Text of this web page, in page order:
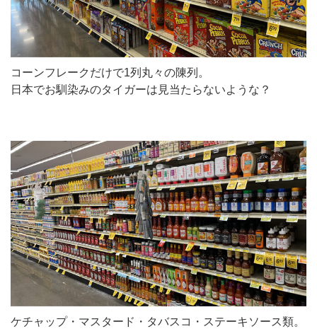
コーンフレークだけで1列丸々の陳列。
日本でお馴染みのタイガーは見当たらないような？
ケチャップ・マスタード・タバスコ・ステーキソース類。